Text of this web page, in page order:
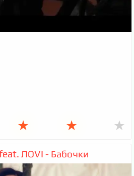
★ ★ ★
ЛОVI - Бабочки